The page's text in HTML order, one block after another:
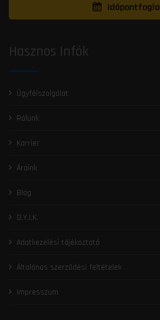
Hasznos Infók
Ügyfélszolgálat
Rólunk
Karrier
Áraink
Blog
G.Y.I.K.
Adatkezelési tájékoztató
Általános szerződési feltételek
Impresszum